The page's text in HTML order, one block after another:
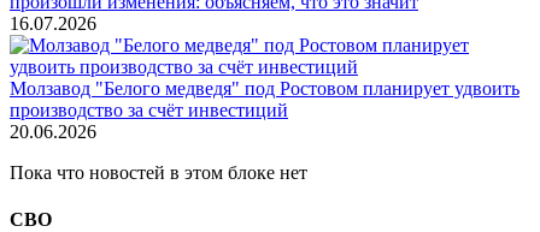
16.07.2026
Молзавод "Белого медведя" под Ростовом планирует удвоить
производство за счёт инвестиций
20.06.2026
Пока что новостей в этом блоке нет
СВО